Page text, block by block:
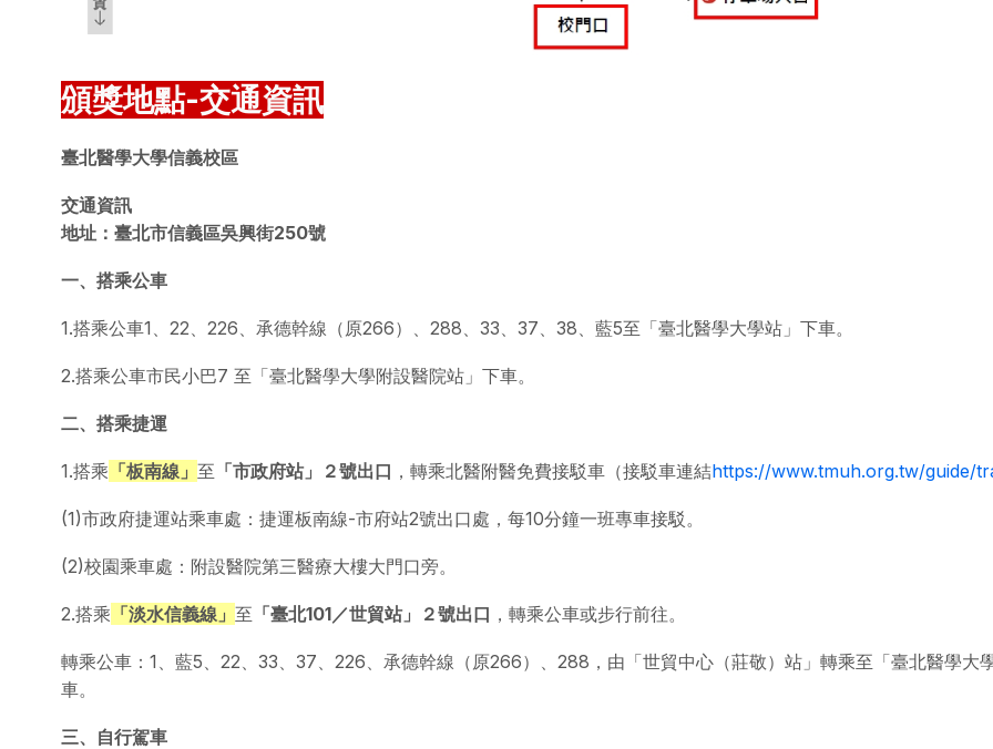
頒獎地點-交通資訊
臺北醫學大學信義校區
交通資訊
地址：臺北市信義區吳興街250號
一、搭乘公車
1.搭乘公車1、22、226、承德幹線（原266）、288、33、37、38、藍5至「臺北醫學大學站」下車。
2.搭乘公車市民小巴7 至「臺北醫學大學附設醫院站」下車。
二、搭乘捷運
1.搭乘 「板南線」 至 「市政府站」２號出口 ，轉乘北醫附醫免費接駁車（接駁車連結https://www.tmuh.org.tw/guide/
(1)市政府捷運站乘車處：捷運板南線-市府站2號出口處，每10分鐘一班專車接駁。
(2)校園乘車處：附設醫院第三醫療大樓大門口旁。
2.搭乘 「淡水信義線」 至 「臺北101／世貿站」２號出口 ，轉乘公車或步行前往。
轉乘公車：1、藍5、22、33、37、226、承德幹線（原266）、288，由「世貿中心（莊敬）站」轉乘至「臺北醫學大
車。
三、自行駕車